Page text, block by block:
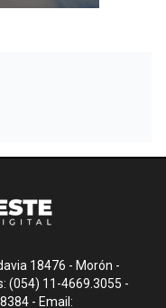
18476 - Morón -
(054) 11-4669.3055 -
- Email: